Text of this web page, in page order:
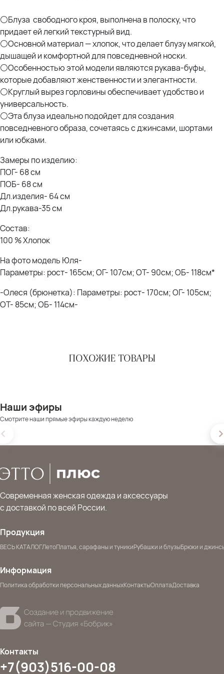
⚪Блуза свободного кроя, выполнена в полоску, что
придает ей легкий текстурный вид.
⚪Основной материал — хлопок, что делает блузу мягкой,
дышащей и комфортной для повседневной носки.
⚪Особенностью этой модели являются рукава-буфы,
которые добавляют женственности и элегантности.
⚪Круглый вырез горловины обеспечивает удобство и
универсальность.
⚪Эта блуза идеально подойдет для создания
повседневного образа, сочетаясь с джинсами, шортами
или юбками.
Замеры по изделию:
ПОГ- 68 см
ПОБ- 68 см
Дл.изделия- 64 см
Дл.рукава-35 см
Состав:
100 % Хлопок
На фото модель Юля-
Параметры: рост- 165см; ОГ- 107см; ОТ- 90см; ОБ- 118см*
-Олеся (брюнетка): Параметры: рост- 170см; ОГ- 105см;
ОТ- 85см; ОБ- 114см-
ПОХОЖИЕ ТОВАРЫ
Наши эфиры
Смотрите наши прямые эфиры каждую неделю
Современная женская одежда и аксессуары
с доставкой по всей России.
Продукция
ВЕСЬ КАТАЛОГЛетоПлатья, сарафаны и туникиРубашки и блузыБрюки и
Информация
Политика обработки персональных данныхКонтактыОплатаДоставка
Контакты
+7(903)516-00-08